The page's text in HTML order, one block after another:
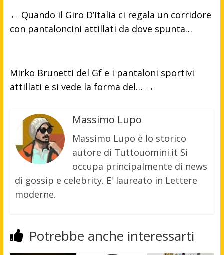
← Quando il Giro D’Italia ci regala un corridore
con pantaloncini attillati da dove spunta…
Mirko Brunetti del Gf e i pantaloni sportivi
attillati e si vede la forma del… →
Massimo Lupo
Massimo Lupo è lo storico
autore di Tuttouomini.it Si
occupa principalmente di news
di gossip e celebrity. E' laureato in Lettere
moderne.
Potrebbe anche interessarti